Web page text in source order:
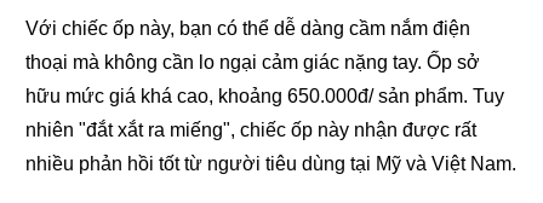
Với chiếc ốp này, bạn có thể dễ dàng cầm nắm điện
thoại mà không cần lo ngại cảm giác nặng tay. Ốp sở
hữu mức giá khá cao, khoảng 650.000đ/ sản phẩm. Tuy
nhiên "đắt xắt ra miếng", chiếc ốp này nhận được rất
nhiều phản hồi tốt từ người tiêu dùng tại Mỹ và Việt Nam.